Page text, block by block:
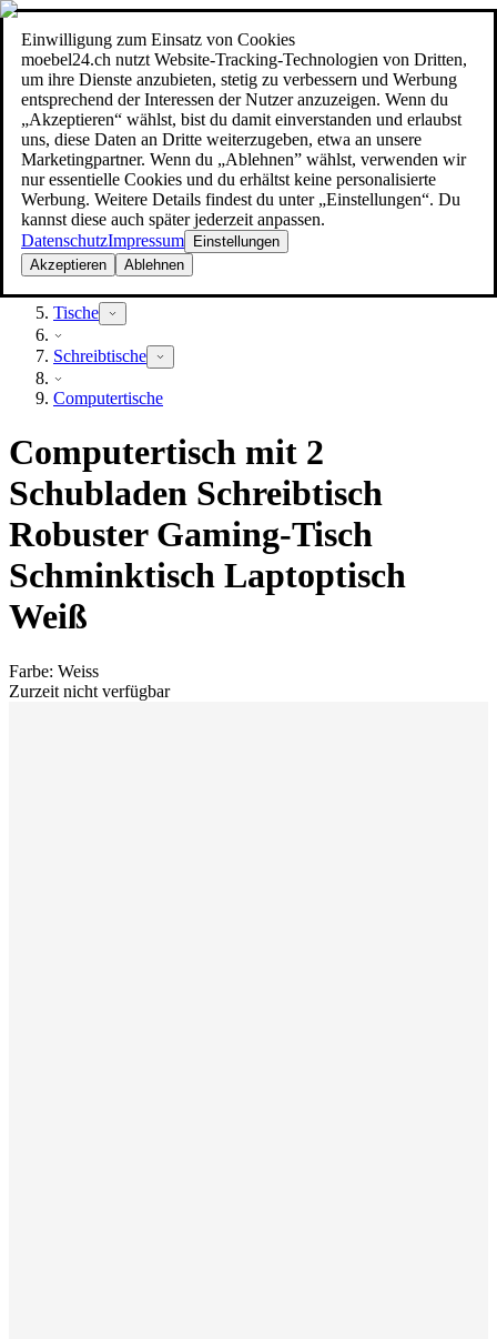
Einwilligung zum Einsatz von Cookies
moebel24.ch nutzt Website-Tracking-Technologien von Dritten,
um ihre Dienste anzubieten, stetig zu verbessern und Werbung
entsprechend der Interessen der Nutzer anzuzeigen. Wenn du
„Akzeptieren“ wählst, bist du damit einverstanden und erlaubst
uns, diese Daten an Dritte weiterzugeben, etwa an unsere
Marketingpartner. Wenn du „Ablehnen” wählst, verwenden wir
nur essentielle Cookies und du erhältst keine personalisierte
Werbung. Weitere Details findest du unter „Einstellungen“. Du
kannst diese auch später jederzeit anpassen.
DatenschutzImpressum
Einstellungen
Akzeptieren
Ablehnen
Suche
moebel dir den besten Preis!moebel dir den besten Preis!
Möbel
Tische
Schreibtische
Computertische
Computertisch mit 2
Schubladen Schreibtisch
Robuster Gaming-Tisch
Schminktisch Laptoptisch
Weiß
Farbe: Weiss
Zurzeit nicht verfügbar